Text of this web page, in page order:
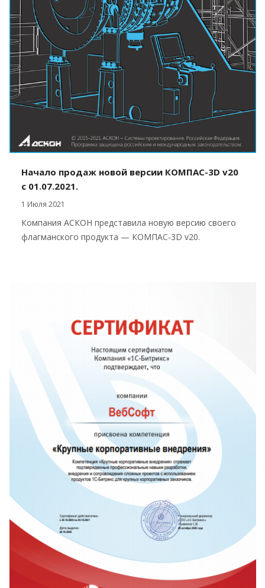
Начало продаж новой версии КОМПАС-3D v20
с 01.07.2021.
1 Июля 2021
Компания АСКОН представила новую версию своего
флагманского продукта — КОМПАС-3D v20.